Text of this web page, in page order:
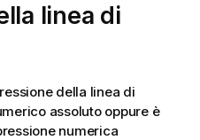
linea di
della linea di
assoluto oppure è
numerica